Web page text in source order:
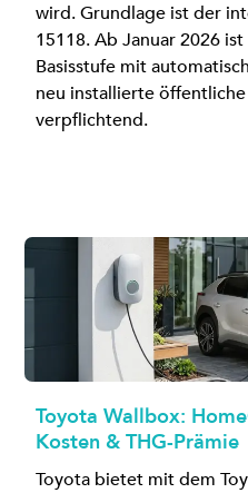
wird. Grundlage ist der
15118. Ab Januar 2026
Basisstufe mit
neu installierte
verpflichtend.
Toyota Wallbox:
Kosten & THG-Prämie
Toyota bietet mit dem